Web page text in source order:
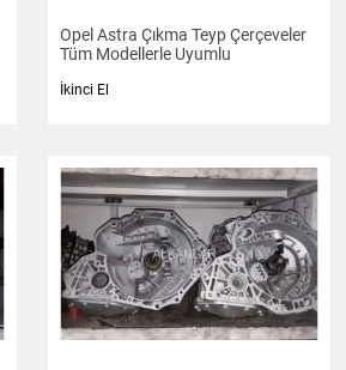
Opel Astra Çıkma Teyp Çerçeveler
Tüm Modellerle Uyumlu
İkinci El